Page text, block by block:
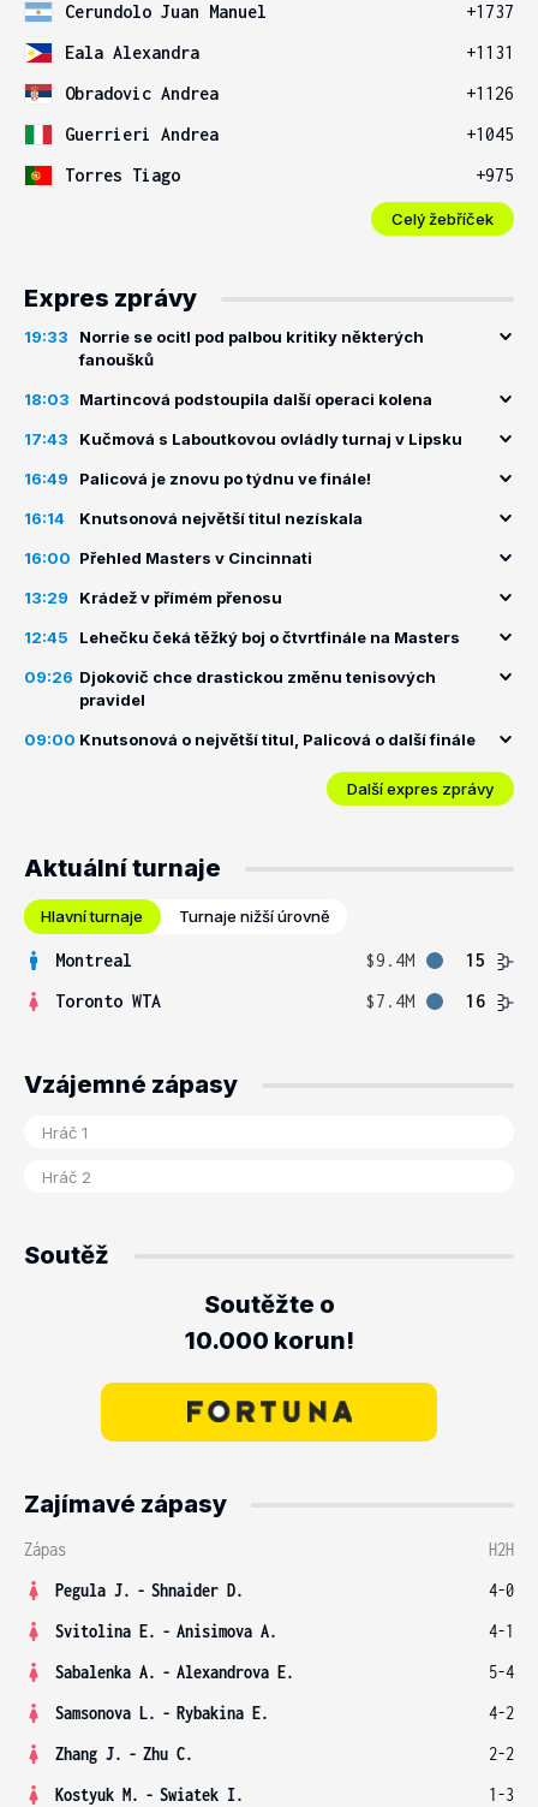
Cerundolo Juan Manuel
+1737
Eala Alexandra
+1131
Obradovic Andrea
+1126
Guerrieri Andrea
+1045
Torres Tiago
+975
Celý žebříček
Expres zprávy
19:33
Norrie se ocitl pod palbou kritiky některých
fanoušků
18:03 Martincová podstoupila další operaci kolena
17:43 Kučmová s Laboutkovou ovládly turnaj v Lipsku
16:49 Palicová je znovu po týdnu ve finále!
16:14 Knutsonová největší titul nezískala
16:00 Přehled Masters v Cincinnati
13:29 Krádež v přímém přenosu
12:45 Lehečku čeká těžký boj o čtvrtfinále na Masters
09:26 Djokovič chce drastickou změnu tenisových
pravidel
09:00 Knutsonová o největší titul, Palicová o další finále
Další expres zprávy
Aktuální turnaje
Hlavní turnaje Turnaje nižší úrovně
Montreal $9.4M
15
Toronto WTA
$7.4M 16
Vzájemné zápasy
Soutěž
Soutěžte o
10.000 korun!
Zajímavé zápasy
Zápas
H2H
Pegula J. - Shnaider D.
4-0
Svitolina E. - Anisimova A.
4-1
Sabalenka A. - Alexandrova E.
5-4
Samsonova L. - Rybakina E.
4-2
Zhang J. - Zhu C.
2-2
Kostyuk M. - Swiatek I. 1-3